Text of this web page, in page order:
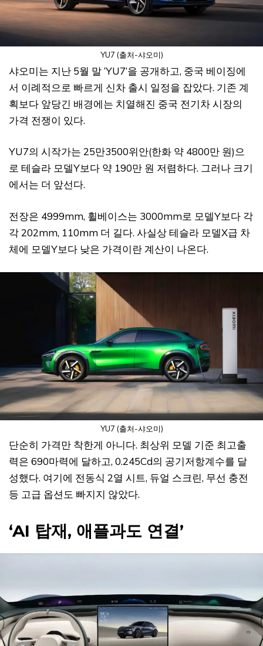
YU7 (출처-샤오미)
샤오미는 지난 5월 말 ‘YU7’을 공개하고, 중국 베이징에
서 이례적으로 빠르게 신차 출시 일정을 잡았다. 기존 계
획보다 앞당긴 배경에는 치열해진 중국 전기차 시장의
가격 전쟁이 있다.
YU7의 시작가는 25만3500위안(한화 약 4800만 원)으
로 테슬라 모델Y보다 약 190만 원 저렴하다. 그러나 크기
에서는 더 앞선다.
전장은 4999mm, 휠베이스는 3000mm로 모델Y보다 각
각 202mm, 110mm 더 길다. 사실상 테슬라 모델X급 차
체에 모델Y보다 낮은 가격이란 계산이 나온다.
YU7 (출처-샤오미)
단순히 가격만 착한게 아니다. 최상위 모델 기준 최고출
력은 690마력에 달하고, 0.245Cd의 공기저항계수를 달
성했다. 여기에 전동식 2열 시트, 듀얼 스크린, 무선 충전
등 고급 옵션도 빠지지 않았다.
‘AI 탑재, 애플과도 연결’